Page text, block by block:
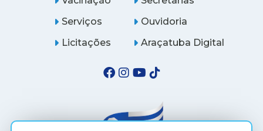
Serviços
Licitações
Ouvidoria
Araçatuba Digital